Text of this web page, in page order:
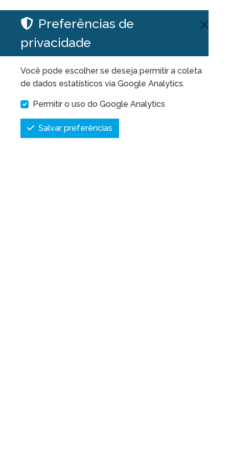
Preferências de
privacidade
Você pode escolher se deseja permitir a coleta
de dados estatísticos via Google Analytics.
Permitir o uso do Google Analytics
Salvar preferências